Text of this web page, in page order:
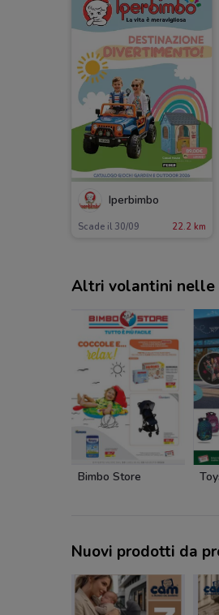
Iperbimbo
Scade il 30/09 22.2 km
Altri volantini nelle
Bimbo Store
Nuovi prodotti da